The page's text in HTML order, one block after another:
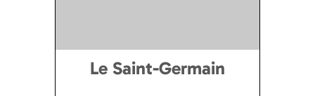
Le Saint-Germain